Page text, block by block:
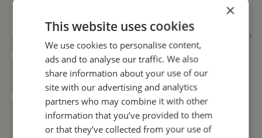
Sì, desidero ricevere consigli su Tremor e
aggiornamenti su Stil.
Acconsento a che Stil utilizzi i miei dati per
scopi di ricerca e diffusione, in conformità
l'Informativa sulla privacy.*
×
This website uses cookies
We use cookies to personalise content,
ads and to analyse our traffic. We also
share information about your use of our
site with our advertising and analytics
partners who may combine it with other
information that you’ve provided to them
or that they’ve collected from your use of